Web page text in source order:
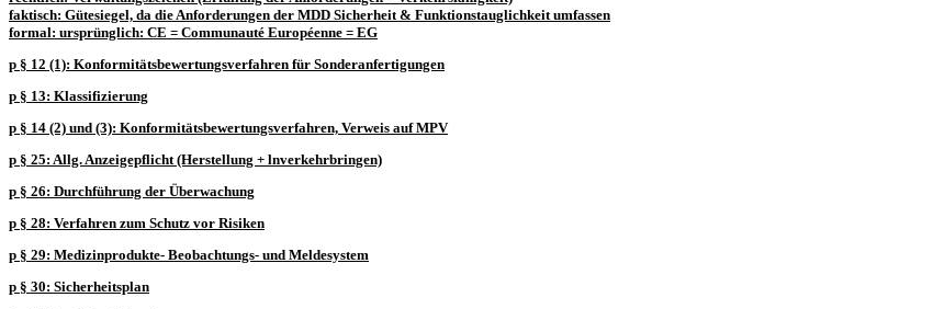
faktisch: Gütesiegel, da die Anforderungen der MDD Sicherheit & Funktionstauglichkeit umfassen
formal: ursprünglich: CE = Communauté Européenne = EG
p § 12 (1): Konformitätsbewertungsverfahren für Sonderanfertigungen
p § 13: Klassifizierung
p § 14 (2) und (3): Konformitätsbewertungsverfahren, Verweis auf MPV
p § 25: Allg. Anzeigepflicht(Herstellung + lnverkehrbringen)
p § 26: Durchführung der Überwachung
p § 28: Verfahren zum Schutz vor Risiken
p § 29: Medizinprodukte- Beobachtungs- und Meldesystem
p § 30: Sicherheitsplan